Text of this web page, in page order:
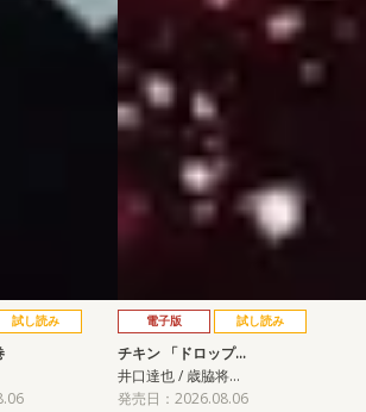
試し読み 電子版 試し読み
チキン 「ドロップ…
井口達也 / 歳脇将…
発売日：2026.08.06